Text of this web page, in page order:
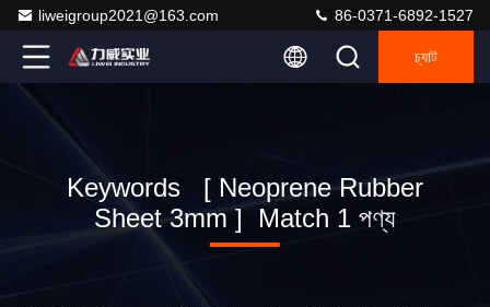
liweigroup2021@163.com 86-0371-6892-1527
চ্যাট
Keywords [ Neoprene Rubber
Sheet 3mm ] Match 1 পণ্য